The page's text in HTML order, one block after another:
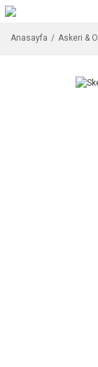
Anasayfa Askeri &